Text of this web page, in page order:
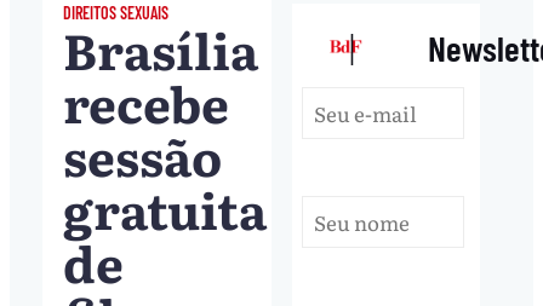
DIREITOS SEXUAIS
Brasília
recebe
sessão
gratuita
de
|